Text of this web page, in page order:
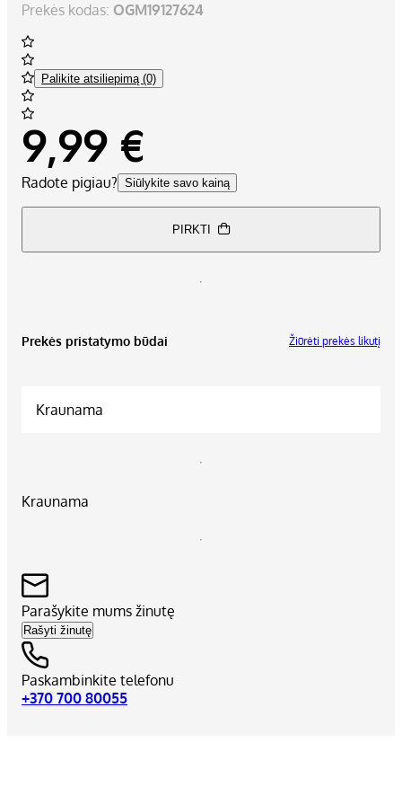
Prekės kodas: OGM19127624
Palikite atsiliepimą (0)
9,99 €
Radote pigiau? Siūlykite savo kainą
PIRKTI
Prekės pristatymo būdai Žiūrėti prekės likutį
Kraunama
Kraunama
Parašykite mums žinutę
Rašyti žinutę
Paskambinkite telefonu
+370 700 80055